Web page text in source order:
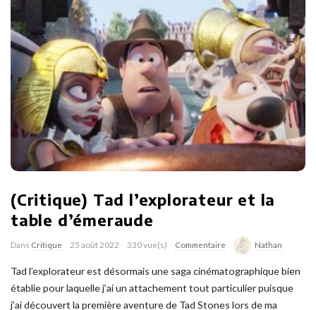
(Critique) Tad l’explorateur et la
table d’émeraude
Dans Critique 25 août 2022 330 vue(s) Commentaire Nathan
Tad l’explorateur est désormais une saga cinématographique bien
établie pour laquelle j’ai un attachement tout particulier puisque
j’ai découvert la première aventure de Tad Stones lors de ma